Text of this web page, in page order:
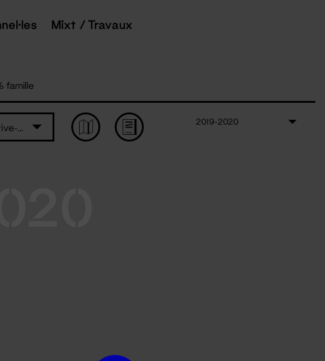
Mixt / Travaux
famille
La Locomotive-maison de quartier Erdre..
2019-2020